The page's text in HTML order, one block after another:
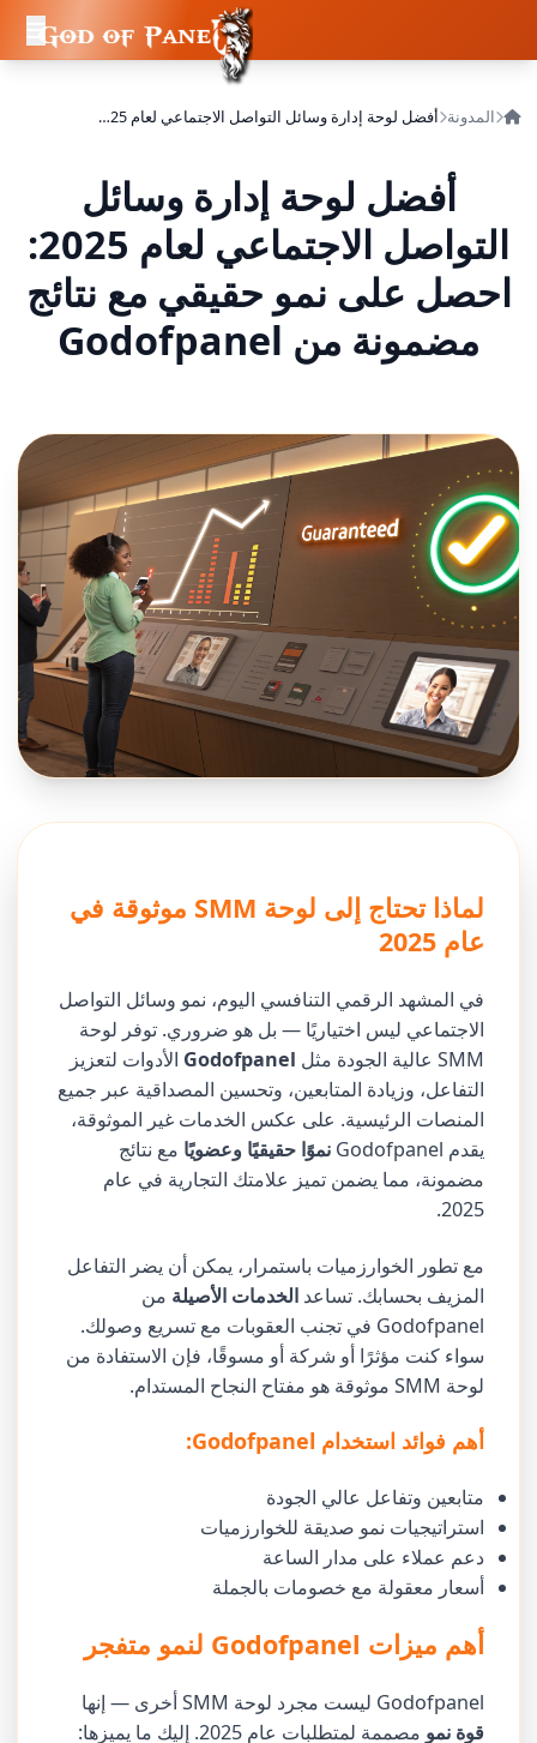
المدونة أفضل لوحة إدارة وسائل التواصل الاجتماعي لعام 2025: احصل على نمو حقيقي مع نتائج مضمونة من Godofpanel
أفضل لوحة إدارة وسائل
التواصل الاجتماعي لعام 2025:
احصل على نمو حقيقي مع نتائج
مضمونة من Godofpanel
لماذا تحتاج إلى لوحة SMM موثوقة في
عام 2025
في المشهد الرقمي التنافسي اليوم، نمو وسائل التواصل
الاجتماعي ليس اختياريًا — بل هو ضروري. توفر لوحة
SMM عالية الجودة مثل
Godofpanel الأدوات لتعزيز
التفاعل، وزيادة المتابعين، وتحسين المصداقية عبر جميع
المنصات الرئيسية. على عكس الخدمات غير الموثوقة،
يقدم Godofpanel
نموًا حقيقيًا وعضويًا مع نتائج
مضمونة، مما يضمن تميز علامتك التجارية في عام
2025.
مع تطور الخوارزميات باستمرار، يمكن أن يضر التفاعل
المزيف بحسابك. تساعدالخدمات الأصيلة من
Godofpanel في تجنب العقوبات مع تسريع وصولك.
سواء كنت مؤثرًا أو شركة أو مسوقًا، فإن الاستفادة من
لوحة SMM موثوقة هو مفتاح النجاح المستدام.
أهم فوائد استخدام Godofpanel:
متابعين وتفاعل عالي الجودة
استراتيجيات نمو صديقة للخوارزميات
دعم عملاء على مدار الساعة
أسعار معقولة مع خصومات بالجملة
أهم ميزات Godofpanel لنمو متفجر
Godofpanel ليست مجرد لوحة SMM أخرى — إنها
قوة نمو مصممة لمتطلبات عام 2025. إليك ما يميزها: